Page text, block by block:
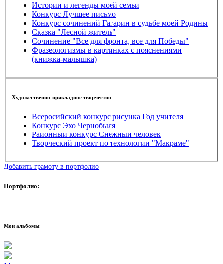
Истории и легенды моей семьи
Конкурс Лучшее письмо
Конкурс сочинений Гагарин в судьбе моей Родины
Сказка "Лесной житель"
Сочинение "Все для фронта, все для Победы"
Фразеологизмы в картинках с пояснениями
(книжка-малышка)
Художественно-прикладное творчество
Всеросийский конкурс рисунка Год учителя
Конкурс Эхо Чернобыля
Районный конкурс Снежный человек
Творческий проект по технологии "Макраме"
Добавить грамоту в портфолио
Портфолио:
Мои альбомы